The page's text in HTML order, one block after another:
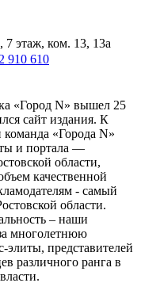
7 этаж, ком. 13, 13а
910 610
«Город N» вышел 25
сайт издания. К
«Города N»
и портала —
области,
качественной
- самый
области.
– наши
многолетнюю
элиты, представителей
различного ранга в